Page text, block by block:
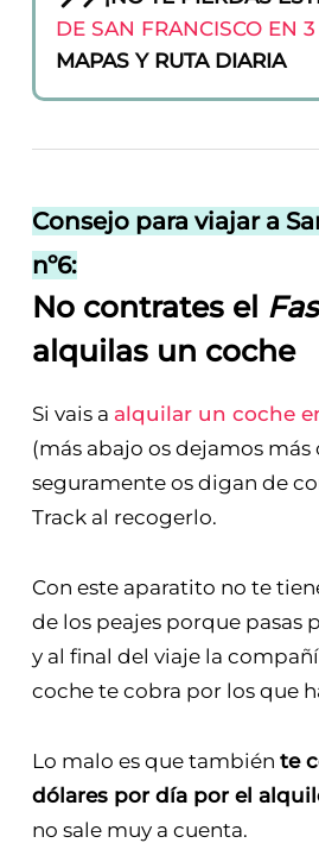
DE SAN FRANCISCO EN
MAPAS Y RUTA DIARIA
Consejo para viajar a
nº6:
No contrates el
alquilas un coche
Si vais a alquilar un coche
(más abajo os dejamos más
seguramente os digan de
Track al recogerlo.
Con este aparatito no te
de los peajes porque pasas
y al final del viaje la
coche te cobra por los que
Lo malo es que también te
dólares por día por el
no sale muy a cuenta.